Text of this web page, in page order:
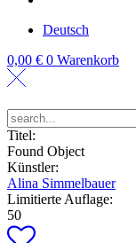
Deutsch
0,00 € 0 Warenkorb
Titel:
Found Object
Künstler:
Alina Simmelbauer
Limitierte Auflage:
50